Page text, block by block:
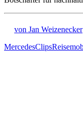
von Jan Weizenecker
MercedesClips